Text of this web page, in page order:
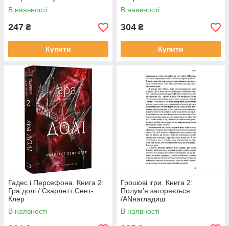
обов'язком) / Курт Воннегут
В наявності
247 ₴
Купити
В наявності
304 ₴
Купити
Гадес і Персефона. Книга 2:
Гра долі / Скарлетт Сент-
Клер
В наявності
Грошові ігри. Книга 2:
Полум'я загоряється
/ANнагладиш
В наявності